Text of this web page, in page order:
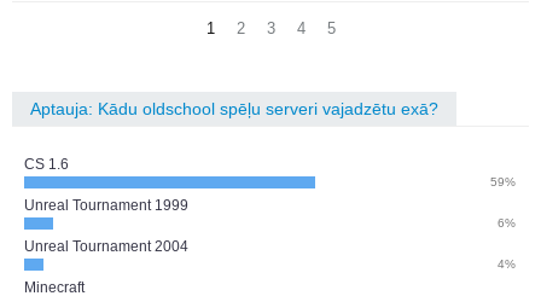
1 2 3 4 5
Aptauja: Kādu oldschool spēļu serveri vajadzētu exā?
CS 1.6
59%
Unreal Tournament 1999
6%
Unreal Tournament 2004
4%
Minecraft